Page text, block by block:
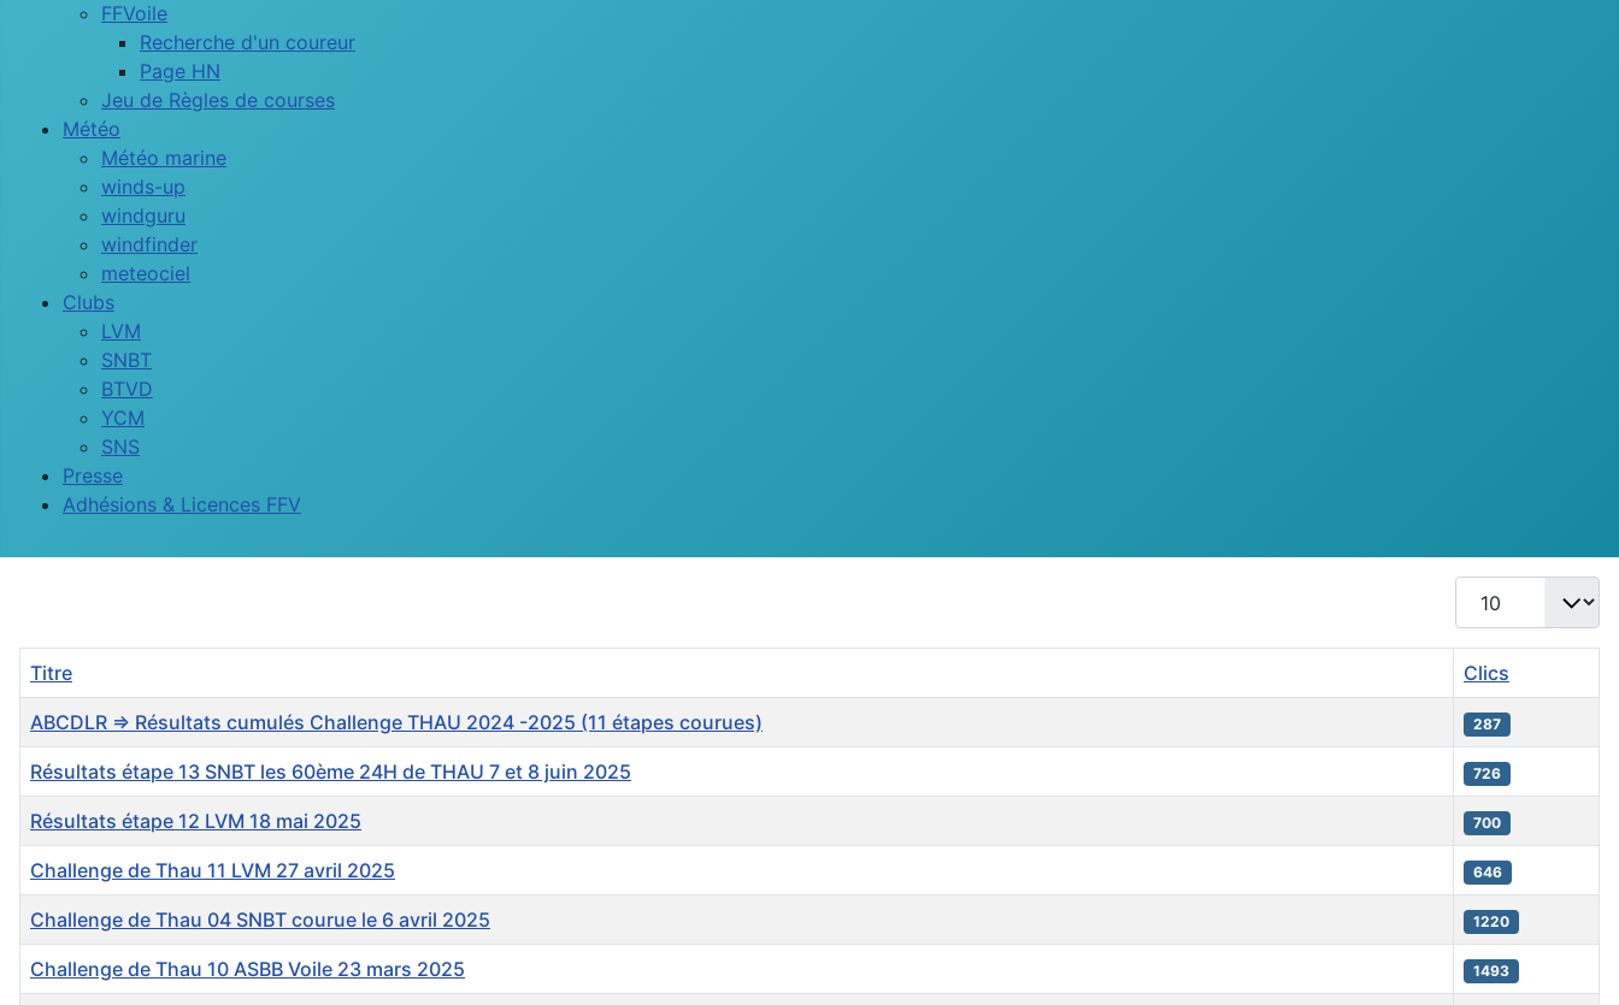
FFVoile
Recherche d'un coureur
Page HN
Jeu de Règles de courses
Météo
Météo marine
winds-up
windguru
windfinder
meteociel
Clubs
LVM
SNBT
BTVD
YCM
SNS
Presse
Adhésions & Licences FFV
Afficher #
Titre Clics
ABCDLR => Résultats cumulés Challenge THAU 2024 -2025 (11 étapes courues) 287
Résultats étape 13 SNBT les 60ème 24H de THAU 7 et 8 juin 2025 726
Résultats étape 12 LVM 18 mai 2025 700
Challenge de Thau 11 LVM 27 avril 2025 646
Challenge de Thau 04 SNBT courue le 6 avril 2025 1220
Challenge de Thau 10 ASBB Voile 23 mars 2025 1493